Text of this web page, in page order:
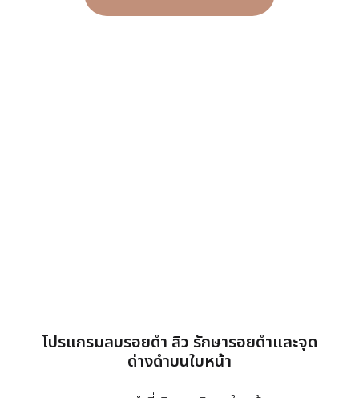
โปรแกรมลบรอยดำ สิว รักษารอยดำและจุด
ด่างดำบนใบหน้า